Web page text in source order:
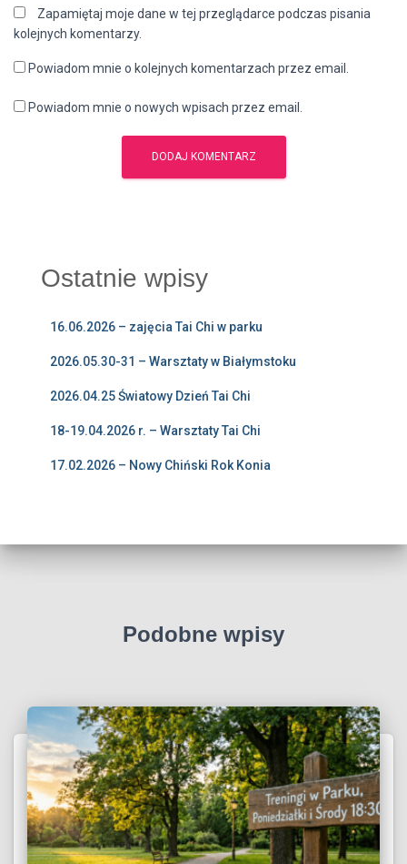
Zapamiętaj moje dane w tej przeglądarce podczas pisania
kolejnych komentarzy.
Powiadom mnie o kolejnych komentarzach przez email.
Powiadom mnie o nowych wpisach przez email.
Ostatnie wpisy
16.06.2026 – zajęcia Tai Chi w parku
2026.05.30-31 – Warsztaty w Białymstoku
2026.04.25 Światowy Dzień Tai Chi
18-19.04.2026 r. – Warsztaty Tai Chi
17.02.2026 – Nowy Chiński Rok Konia
Podobne wpisy